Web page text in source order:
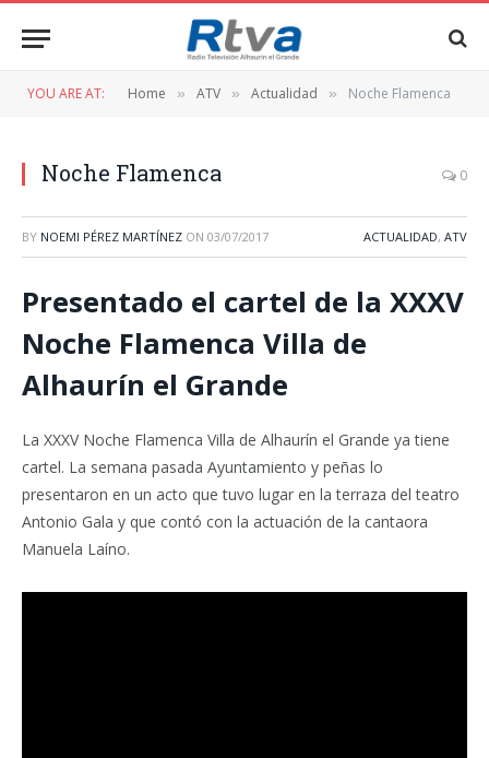
YOU ARE AT: Home » ATV » Actualidad » Noche Flamenca
Noche Flamenca 0
BY NOEMI PÉREZ MARTÍNEZ ON 03/07/2017 ACTUALIDAD, ATV
Presentado el cartel de la XXXV
Noche Flamenca Villa de
Alhaurín el Grande
La XXXV Noche Flamenca Villa de Alhaurín el Grande ya tiene
cartel. La semana pasada Ayuntamiento y peñas lo
presentaron en un acto que tuvo lugar en la terraza del teatro
Antonio Gala y que contó con la actuación de la cantaora
Manuela Laíno.